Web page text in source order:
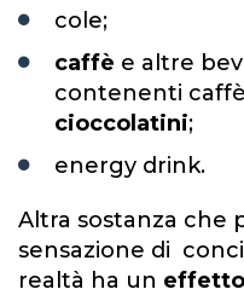
cole;
caffè e altre
contenenti
cioccolatini;
energy drink.
Altra sostanza che
sensazione di
realtà ha un effetto